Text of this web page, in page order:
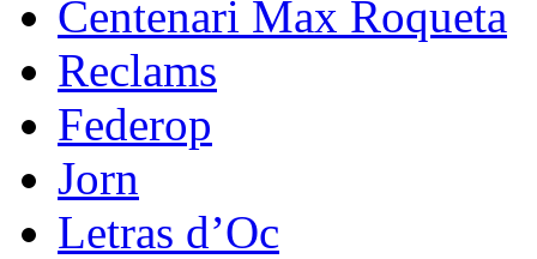
Centenari Max Roqueta
Reclams
Federop
Jorn
Letras d’Oc